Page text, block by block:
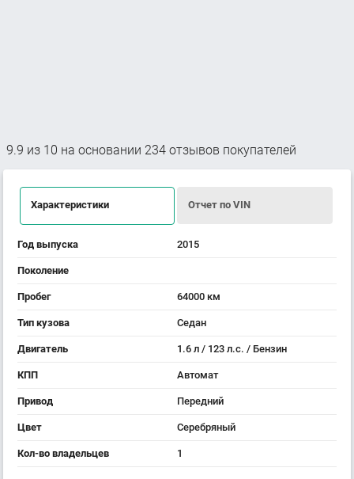
9.9 из 10 на основании 234 отзывов покупателей
Характеристики Отчет по VIN
Год выпуска 2015
Поколение
Пробег 64000 км
Тип кузова Седан
Двигатель 1.6 л / 123 л.с. / Бензин
КПП Автомат
Привод Передний
Цвет Серебряный
Кол-во владельцев 1